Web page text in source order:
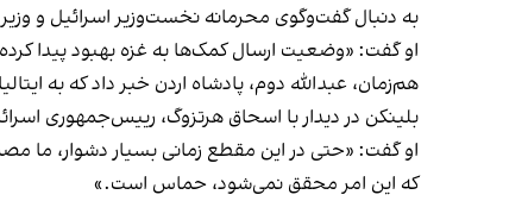
به دنبال گفت‌وگوی محرمانه نخست‌وزیر اسرائیل و
او گفت: «وضعیت ارسال کمک‌ها به غزه بهبود پیدا
هم‌زمان، عبدالله دوم، پادشاه اردن خبر داد که به
بلینکن در دیدار با اسحاق هرتزوگ، رییس‌جمهوری
او گفت: «حتی در این مقطع زمانی بسیار دشوار، ما
که این امر محقق نمی‌شود، حماس است.»